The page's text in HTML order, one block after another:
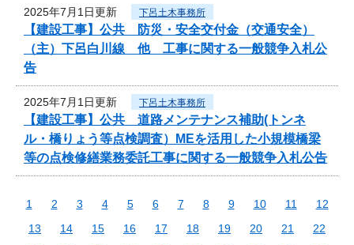
2025年7月1日更新 下呂土木事務所
【建設工事】公共 防災・安全交付金（交通安全）
（主）下呂白川線 他 工事に関する一般競争入札公
告
2025年7月1日更新 下呂土木事務所
【建設工事】公共 道路メンテナンス補助(トンネ
ル・橋りょう等点検調査）MEを活用した小規模橋梁
等の点検修繕業務委託工事に関する一般競争入札公告
1 2 3 4 5 6 7 8 9 10 11
12
13
14 15 16 17 18 19 20 21
22